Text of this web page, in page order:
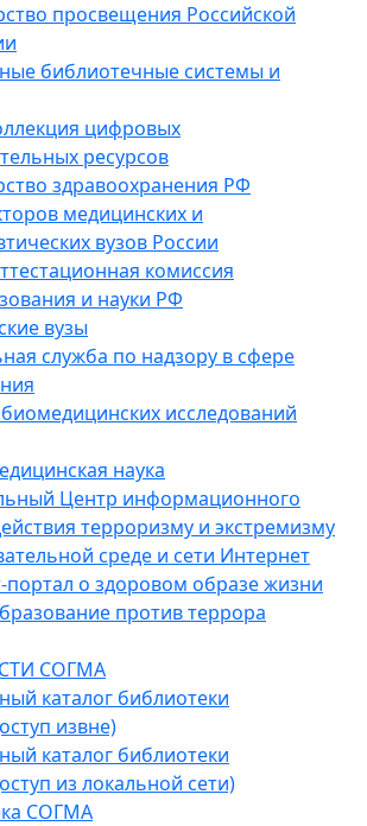
просвещения Российской
библиотечные системы и
цифровых
ресурсов
здравоохранения РФ
медицинских и
вузов России
комиссия
и науки РФ
вузы
служба по надзору в сфере
исследований
наука
Центр информационного
терроризму и экстремизму
среде и сети Интернет
портал о здоровом образе жизни
против террора
СОГМА
каталог библиотеки
извне)
каталог библиотеки
из локальной сети)
СОГМА